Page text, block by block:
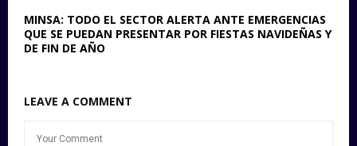
MINSA: TODO EL SECTOR ALERTA ANTE EMERGENCIAS
QUE SE PUEDAN PRESENTAR POR FIESTAS NAVIDEÑAS Y
DE FIN DE AÑO
LEAVE A COMMENT